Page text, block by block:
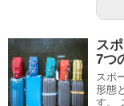
ス
7つ
スポ
形態
す。